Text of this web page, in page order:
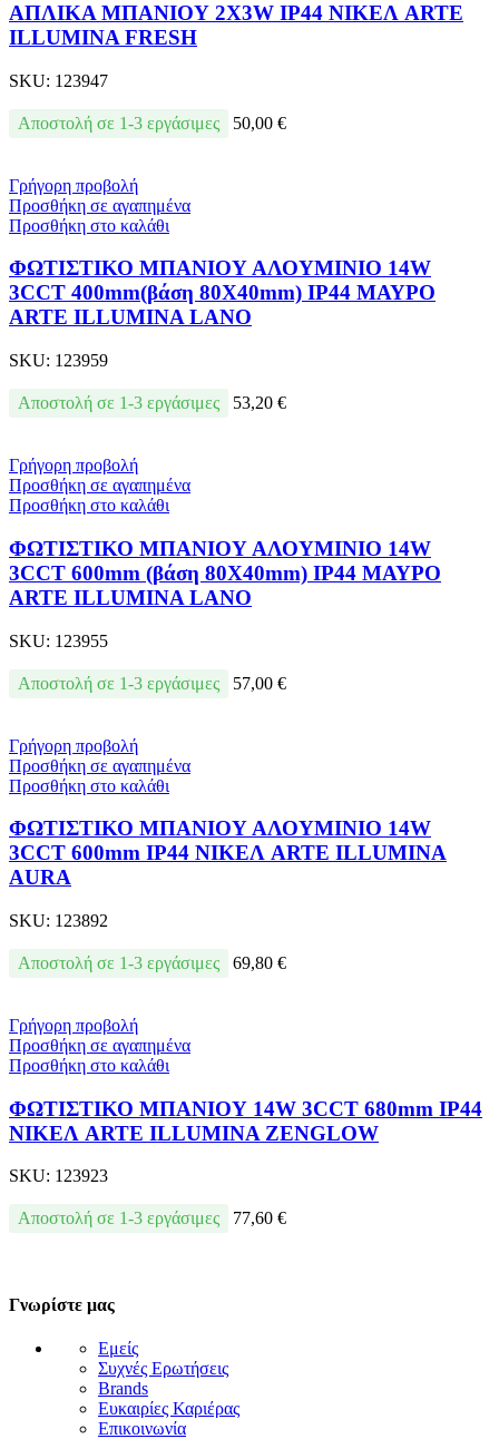
ΑΠΛΙΚΑ ΜΠΑΝΙΟΥ 2X3W IP44 ΝΙΚΕΛ ARTE
ILLUMINA FRESH
SKU: 123947
Αποστολή σε 1-3 εργάσιμες 50,00 €
Γρήγορη προβολή
Προσθήκη σε αγαπημένα
Προσθήκη στο καλάθι
ΦΩΤΙΣΤΙΚΟ ΜΠΑΝΙΟΥ ΑΛΟΥΜΙΝIΟ 14W
3CCT 400mm(βάση 80X40mm) IP44 ΜΑΥΡΟ
ARTE ILLUMINA LANO
SKU: 123959
Αποστολή σε 1-3 εργάσιμες 53,20 €
Γρήγορη προβολή
Προσθήκη σε αγαπημένα
Προσθήκη στο καλάθι
ΦΩΤΙΣΤΙΚΟ ΜΠΑΝΙΟΥ ΑΛΟΥΜΙΝΙΟ 14W
3CCT 600mm (βάση 80X40mm) IP44 ΜΑΥΡΟ
ARTE ILLUMINA LANO
SKU: 123955
Αποστολή σε 1-3 εργάσιμες 57,00 €
Γρήγορη προβολή
Προσθήκη σε αγαπημένα
Προσθήκη στο καλάθι
ΦΩΤΙΣΤΙΚΟ ΜΠΑΝΙΟΥ ΑΛΟΥΜΙΝΙΟ 14W
3CCT 600mm IP44 ΝΙΚΕΛ ARTE ILLUMINA
AURA
SKU: 123892
Αποστολή σε 1-3 εργάσιμες 69,80 €
Γρήγορη προβολή
Προσθήκη σε αγαπημένα
Προσθήκη στο καλάθι
ΦΩΤΙΣΤΙΚΟ ΜΠΑΝΙΟΥ 14W 3CCT 680mm IP44
ΝΙΚΕΛ ARTE ILLUMINA ZENGLOW
SKU: 123923
Αποστολή σε 1-3 εργάσιμες 77,60 €
Γνωρίστε μας
Εμείς
Συχνές Ερωτήσεις
Brands
Ευκαιρίες Καριέρας
Επικοινωνία